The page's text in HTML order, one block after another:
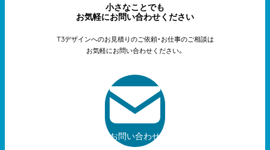
小さなことでも
お気軽にお問い合わせください
T3デザインへのお見積りのご依頼・お仕事のご相談は
お気軽にお問い合わせください。
お問い合わせ